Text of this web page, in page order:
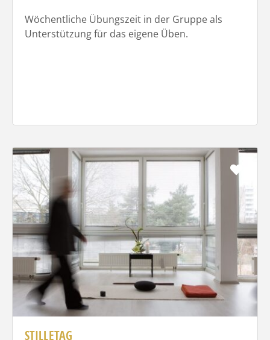
Wöchentliche Übungszeit in der Gruppe als
Unterstützung für das eigene Üben.
STILLETAG